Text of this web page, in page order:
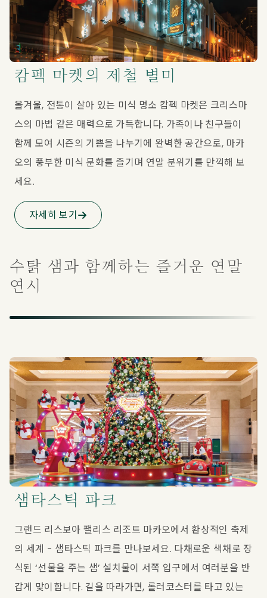
캄펙 마켓의 제철 별미
올겨울, 전통이 살아 있는 미식 명소 캄펙 마켓은 크리스마
스의 마법 같은 매력으로 가득합니다. 가족이나 친구들이
함께 모여 시즌의 기쁨을 나누기에 완벽한 공간으로, 마카
오의 풍부한 미식 문화를 즐기며 연말 분위기를 만끽해 보
세요.
자세히 보기
수탉 샘과 함께하는 즐거운 연말
연시
샘타스틱 파크
그랜드 리스보아 팰리스 리조트 마카오에서 환상적인 축제
의 세계 - 샘타스틱 파크를 만나보세요. 다채로운 색채로 장
식된 ‘선물을 주는 샘’ 설치물이 서쪽 입구에서 여러분을 반
갑게 맞이합니다. 길을 따라가면, 롤러코스터를 타고 있는